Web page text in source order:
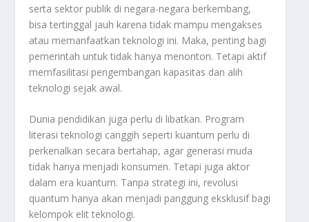
serta sektor publik di negara-negara berkembang,
bisa tertinggal jauh karena tidak mampu mengakses
atau memanfaatkan teknologi ini. Maka, penting bagi
pemerintah untuk tidak hanya menonton. Tetapi aktif
memfasilitasi pengembangan kapasitas dan alih
teknologi sejak awal.
Dunia pendidikan juga perlu di libatkan. Program
literasi teknologi canggih seperti kuantum perlu di
perkenalkan secara bertahap, agar generasi muda
tidak hanya menjadi konsumen. Tetapi juga aktor
dalam era kuantum. Tanpa strategi ini, revolusi
quantum hanya akan menjadi panggung eksklusif bagi
kelompok elit teknologi.